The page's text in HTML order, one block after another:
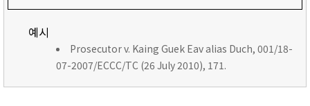
예시
Prosecutor v. Kaing Guek Eav alias Duch, 001/18-
07-2007/ECCC/TC (26 July 2010), 171.